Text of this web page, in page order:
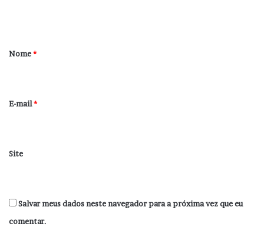
r
*
Nome*
E-mail*
Site
Salvar meus dados neste navegador para a próxima vez que eu
comentar.